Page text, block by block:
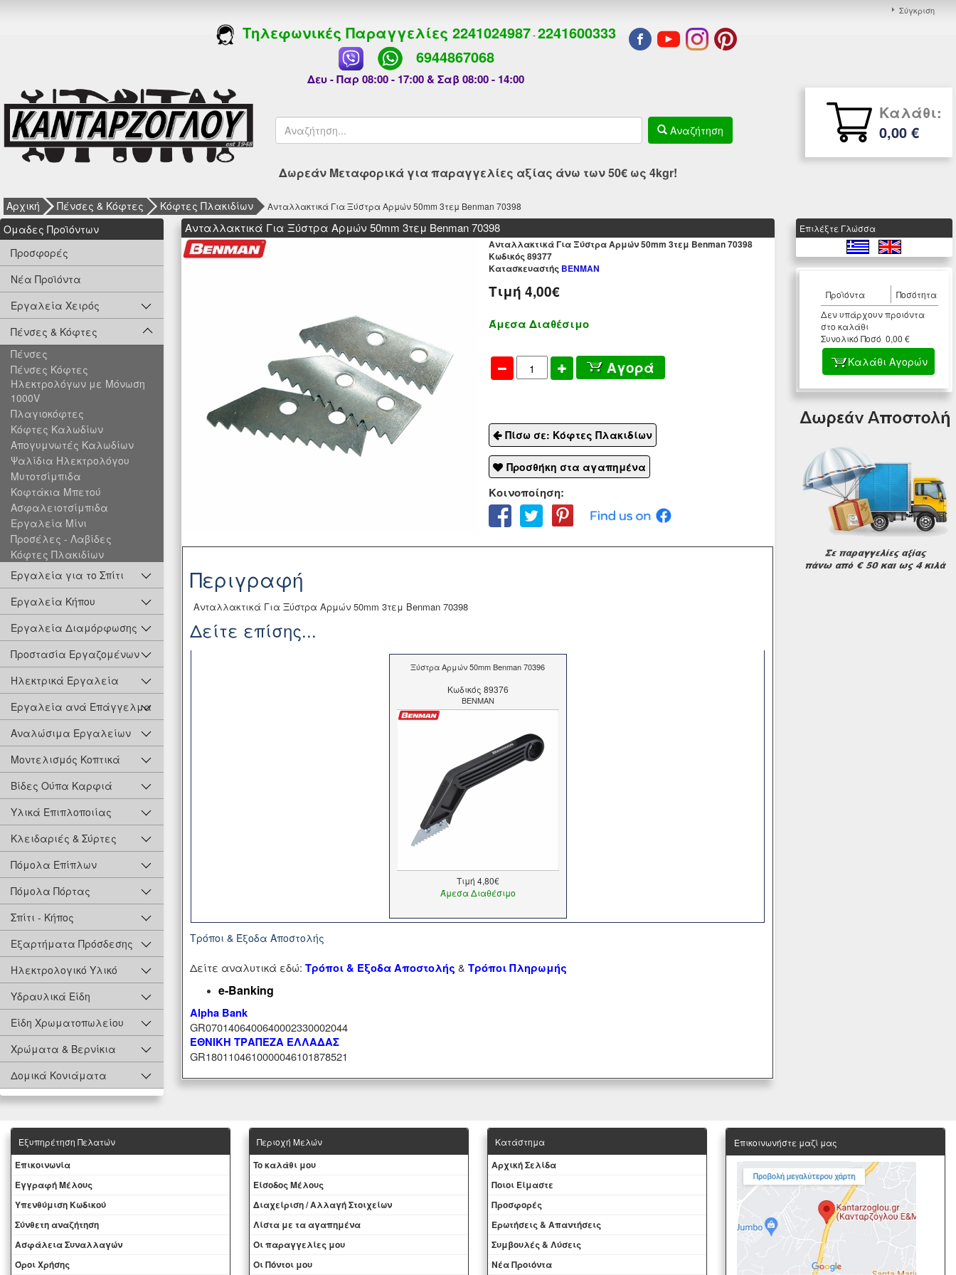
Σύγκριση
Τηλεφωνικές Παραγγελίες 2241024987-2241600333
6944867068
Δευ - Παρ 08:00 - 17:00 & Σαβ 08:00 - 14:00
Αναζήτηση
Καλάθι:
0,00 €
Δωρεάν Μεταφορικά για παραγγελίες αξίας άνω των 50€ ως 4kgr!
Αρχική Πένσες & Κόφτες Κόφτες Πλακιδίων Ανταλλακτικά Για Ξύστρα Αρμών 50mm 3τεμ Benman 70398
Oμαδες Προϊόντων
Προσφορές
Νέα Προϊόντα
Εργαλεία Χειρός
Πένσες & Κόφτες
Πένσες
Πένσες Κόφτες
Ηλεκτρολόγων με Μόνωση
1000V
Πλαγιοκόφτες
Κόφτες Καλωδίων
Απογυμνωτές Καλωδίων
Ψαλίδια Ηλεκτρολόγου
Μυτοτσίμπιδα
Κοφτάκια Μπετού
Ασφαλειοτσίμπιδα
Εργαλεία Μίνι
Προσέλες - Λαβίδες
Κόφτες Πλακιδίων
Εργαλεία για το Σπίτι
Εργαλεία Κήπου
Εργαλεία Διαμόρφωσης
Προστασία Εργαζομένων
Ηλεκτρικά Εργαλεία
Εργαλεία ανά Επάγγελμα
Αναλώσιμα Εργαλείων
Μοντελισμός Κοπτικά
Βίδες Ούπα Καρφιά
Υλικά Επιπλοποιίας
Κλειδαριές & Σύρτες
Πόμολα Επίπλων
Πόμολα Πόρτας
Σπίτι - Κήπος
Εξαρτήματα Πρόσδεσης
Ηλεκτρολογικό Υλικό
Υδραυλικά Είδη
Είδη Χρωματοπωλείου
Χρώματα & Βερνίκια
Δομικά Κονιάματα
Ανταλλακτικά Για Ξύστρα Αρμών 50mm 3τεμ Benman 70398
Ανταλλακτικά Για Ξύστρα Αρμών 50mm 3τεμ Benman 70398
Kωδικός 89377
ΚατασκευαστήςBENMAN
Τιμή 4,00€
Άμεσα Διαθέσιμο
Αγορά
Πίσω σε: Κόφτες Πλακιδίων
Προσθήκη στα αγαπημένα
Κοινοποίηση:
Περιγραφή
Ανταλλακτικά Για Ξύστρα Αρμών 50mm 3τεμ Benman 70398
Δείτε επίσης...
Ξύστρα Αρμών 50mm Benman 70396
Kωδικός 89376
BENMAN
Τιμή 4,80€
Άμεσα Διαθέσιμο
Τρόποι & Έξοδα Αποστολής
Δείτε αναλυτικά εδώ:Τρόποι & Έξοδα Αποστολής &Τρόποι Πληρωμής
e-Banking
Alpha Bank
GR0701406400640002330002044
ΕΘΝΙΚΗ ΤΡΑΠΕΖΑ ΕΛΛΑΔΑΣ
GR1801104610000046101878521
Eπιλέξτε Γλώσσα
Προϊόντα
Ποσότητα
Δεν υπάρχουν προιόντα
στο καλάθι
Συνολικό Ποσό 0,00 €
Καλάθι Αγορών
Εξυπηρέτηση Πελατών
Eπικοινωνία
Εγγραφή Μέλους
Yπενθύμιση Κωδικού
Σύνθετη αναζήτηση
Ασφάλεια Συναλλαγών
Όροι Χρήσης
Περιοχή Mελών
To καλάθι μου
Eίσοδος Μέλους
Διαχείριση / Aλλαγή Στοιχείων
Λίστα με τα αγαπημένα
Oι παραγγελίες μου
Οι Πόντοι μου
Κατάστημα
Aρχική Σελίδα
Ποιοι Είμαστε
Προσφορές
Ερωτήσεις & Απαντήσεις
Συμβουλές & Λύσεις
Νέα Προιόντα
Επικοινωνήστε μαζί μας